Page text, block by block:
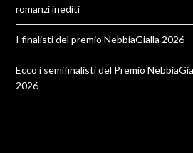
romanzi inediti
I finalisti del premio NebbiaGialla 2026
Ecco i semifinalisti del Premio
2026